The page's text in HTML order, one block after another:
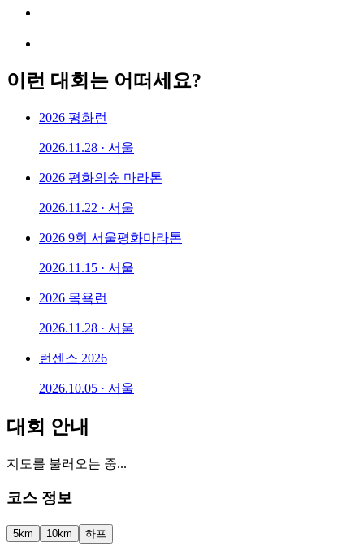
이런 대회는 어떠세요?
2026 평화런
2026.11.28 · 서울
2026 평화의숲 마라톤
2026.11.22 · 서울
2026 9회 서울평화마라톤
2026.11.15 · 서울
2026 목욕런
2026.11.28 · 서울
런센스 2026
2026.10.05 · 서울
대회 안내
지도를 불러오는 중...
코스 정보
5km 10km 하프